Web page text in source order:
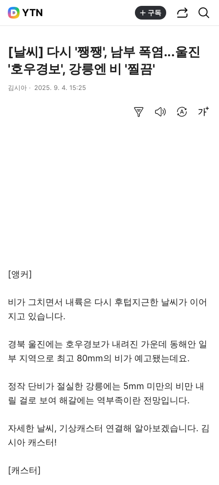
YTN 구독
[날씨] 다시 '쨍쨍', 남부 폭염...울진
'호우경보', 강릉엔 비 '찔끔'
김시아 2025. 9. 4. 15:25
[앵커]
비가 그치면서 내륙은 다시 후텁지근한 날씨가 이어
지고 있습니다.
경북 울진에는 호우경보가 내려진 가운데 동해안 일
부 지역으로 최고 80mm의 비가 예고됐는데요.
정작 단비가 절실한 강릉에는 5mm 미만의 비만 내
릴 걸로 보여 해갈에는 역부족이란 전망입니다.
자세한 날씨, 기상캐스터 연결해 알아보겠습니다. 김
시아 캐스터!
[캐스터]